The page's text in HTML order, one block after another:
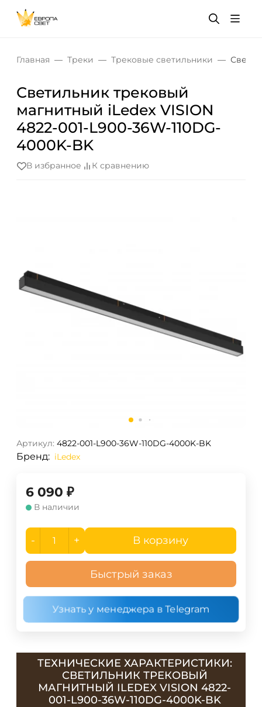
Главная Треки Трековые светильники
Светильник трековый
магнитный iLedex VISION
4822-001-L900-36W-110DG-
4000K-BK
В избранное К сравнению
Артикул: 4822-001-L900-36W-110DG-4000K-BK
Бренд: iLedex
6 090 ₽
В наличии
- + В корзину
Быстрый заказ
Узнать у менеджера в Telegram
ТЕХНИЧЕСКИЕ ХАРАКТЕРИСТИКИ:
СВЕТИЛЬНИК ТРЕКОВЫЙ
МАГНИТНЫЙ ILEDEX VISION 4822-
001-L900-36W-110DG-4000K-BK